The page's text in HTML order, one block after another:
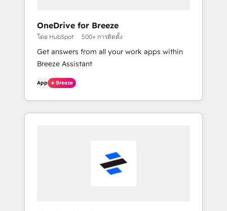
OneDrive for Breeze
โดย HubSpot 500+ การติดตั้ง
Get answers from all your work apps within
Breeze Assistant
App Breeze